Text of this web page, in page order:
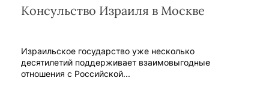
Консульство Израиля в Москве
Израильское государство уже несколько
десятилетий поддерживает взаимовыгодные
отношения с Российской...